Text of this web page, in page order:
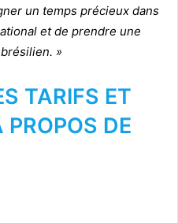
un temps précieux dans
et de prendre une
»
TARIFS ET
DE